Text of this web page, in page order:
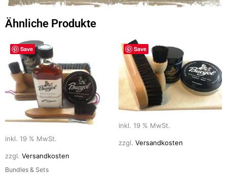
Ähnliche Produkte
Save
inkl. 19 % MwSt.
zzgl. Versandkosten
Bundles & Sets
Save
inkl. 19 % MwSt.
zzgl. Versandkosten